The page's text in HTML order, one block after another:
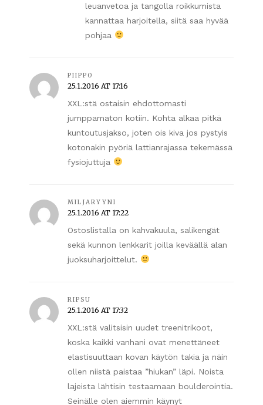
leuanvetoa ja tangolla roikkumista
kannattaa harjoitella, siitä saa hyvää
pohjaa
PIIPPO
25.1.2016 AT 17:16
XXL:stä ostaisin ehdottomasti
jumppamaton kotiin. Kohta alkaa pitkä
kuntoutusjakso, joten ois kiva jos pystyis
kotonakin pyöriä lattianrajassa tekemässä
fysiojuttuja
MILJARYYNI
25.1.2016 AT 17:22
Ostoslistalla on kahvakuula, salikengät
sekä kunnon lenkkarit joilla keväällä alan
juoksuharjoittelut.
RIPSU
25.1.2016 AT 17:32
XXL:stä valitsisin uudet treenitrikoot,
koska kaikki vanhani ovat menettäneet
elastisuuttaan kovan käytön takia ja näin
ollen niistä paistaa ”hiukan” läpi. Noista
lajeista lähtisin testaamaan boulderointia.
Seinälle olen aiemmin käynyt